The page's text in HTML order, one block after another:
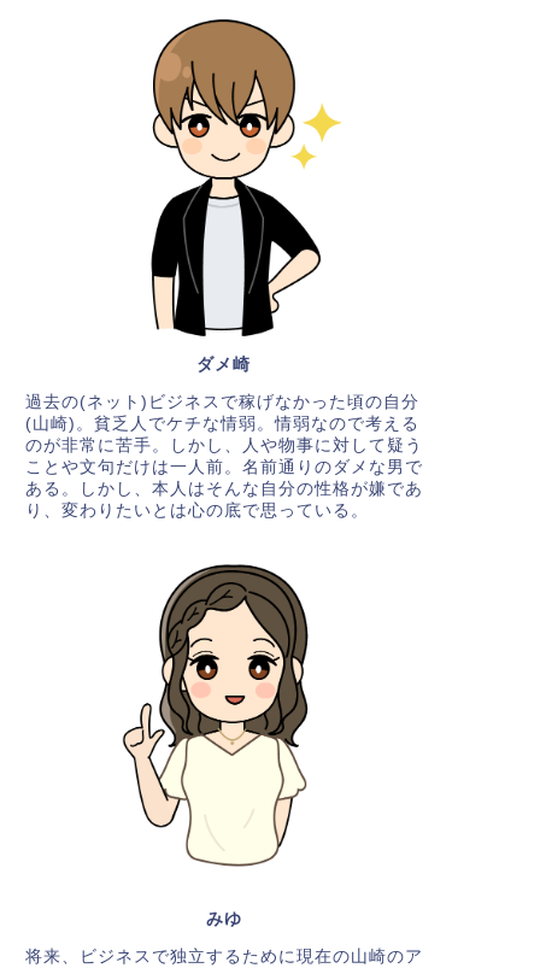
ダメ崎
過去の(ネット)ビジネスで稼げなかった頃の自分
(山崎)。貧乏人でケチな情弱。情弱なので考える
のが非常に苦手。しかし、人や物事に対して疑う
ことや文句だけは一人前。名前通りのダメな男で
ある。しかし、本人はそんな自分の性格が嫌であ
り、変わりたいとは心の底で思っている。
みゆ
将来、ビジネスで独立するために現在の山崎のア